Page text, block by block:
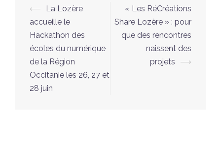
Navigation
d’article
⟵
La Lozère
accueille le
Hackathon des
écoles du numérique
de la Région
Occitanie les 26, 27 et
28 juin
« Les RéCréations
Share Lozère » : pour
que des rencontres
naissent des
projets
⟶